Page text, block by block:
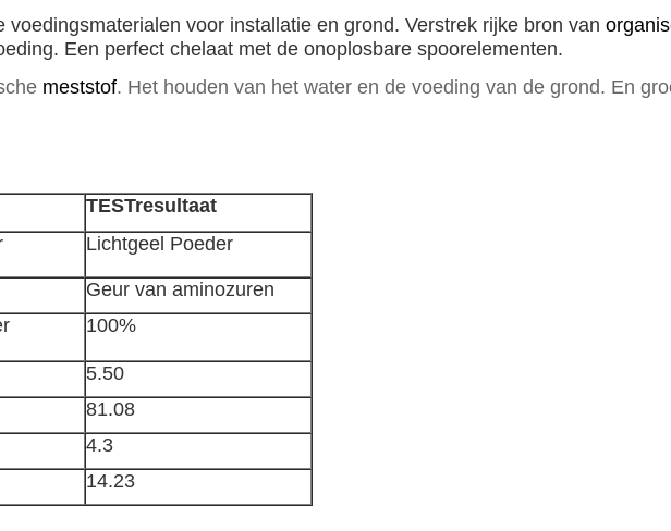
voor installatie en grond. Verstrek rijke bron van
Een perfect chelaat met de onoplosbare spoorelementen.
meststof. Het houden van het water en de voeding van de grond. En
TESTresultaat
Lichtgeel Poeder
Geur van aminozuren
100%
5.50
81.08
4.3
14.23